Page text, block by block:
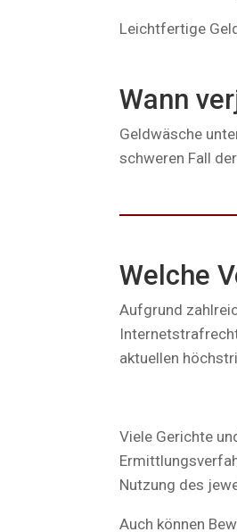
Leichtfertige
Wann
Geldwäsche
schweren Fall
Welche
Aufgrund
aktuellen
Viele Gerichte
Nutzung des
Auch können